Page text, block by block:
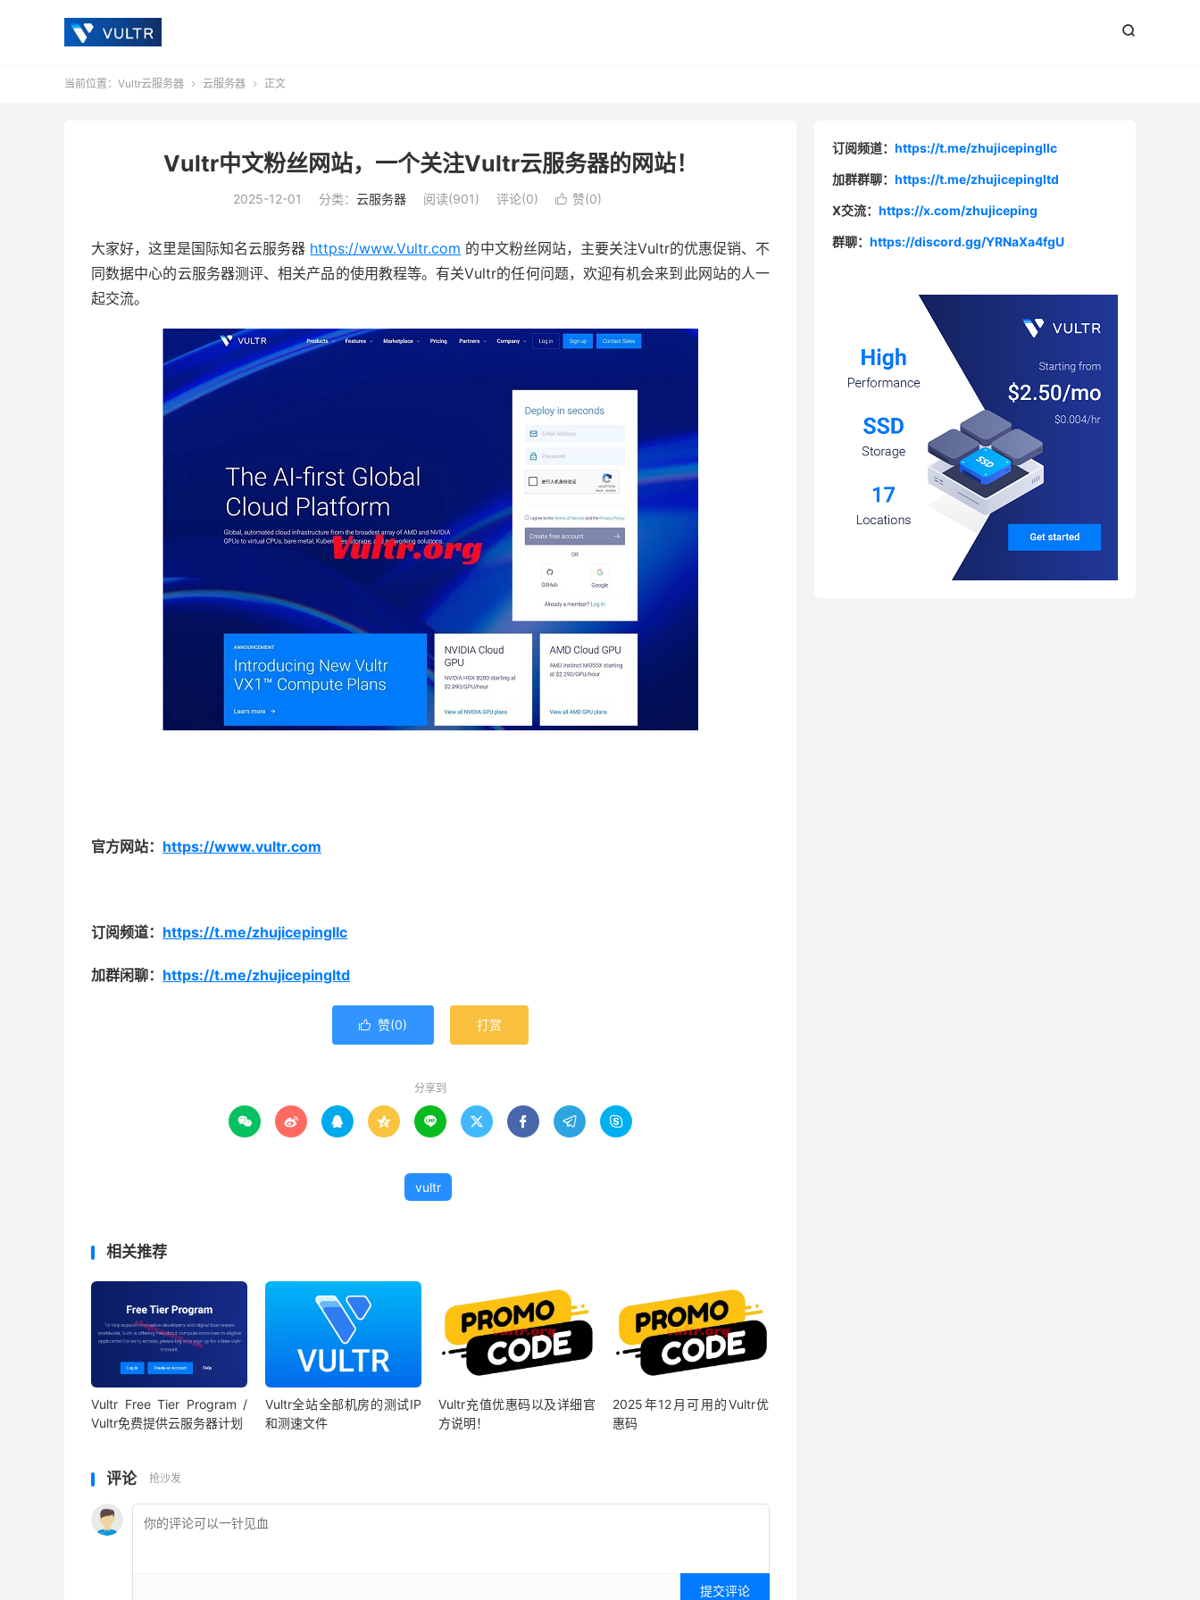

当前位置： Vultr云服务器  云服务器  正文
Vultr中文粉丝网站，一个关注Vultr云服务器的网站！
2025-12-01 分类： 云服务器 阅读(901) 评论(0)  赞(0)
大家好，这里是国际知名云服务器 https://www.Vultr.com 的中文粉丝网站，主要关注Vultr的优惠促销、不
同数据中心的云服务器测评、相关产品的使用教程等。有关Vultr的任何问题，欢迎有机会来到此网站的人一
起交流。
官方网站： https://www.vultr.com
订阅频道： https://t.me/zhujicepingllc
加群闲聊： https://t.me/zhujicepingltd
 赞(0) 打赏
分享到
        
vultr
相关推荐
Vultr Free Tier Program /
Vultr免费提供云服务器计划
Vultr全站全部机房的测试IP
和测速文件
Vultr充值优惠码以及详细官
方说明！
2025年12月可用的Vultr优
惠码
评论 抢沙发
提交评论
订阅频道： https://t.me/zhujicepingllc
加群群聊： https://t.me/zhujicepingltd
X交流： https://x.com/zhujiceping
群聊： https://discord.gg/YRNaXa4fgU